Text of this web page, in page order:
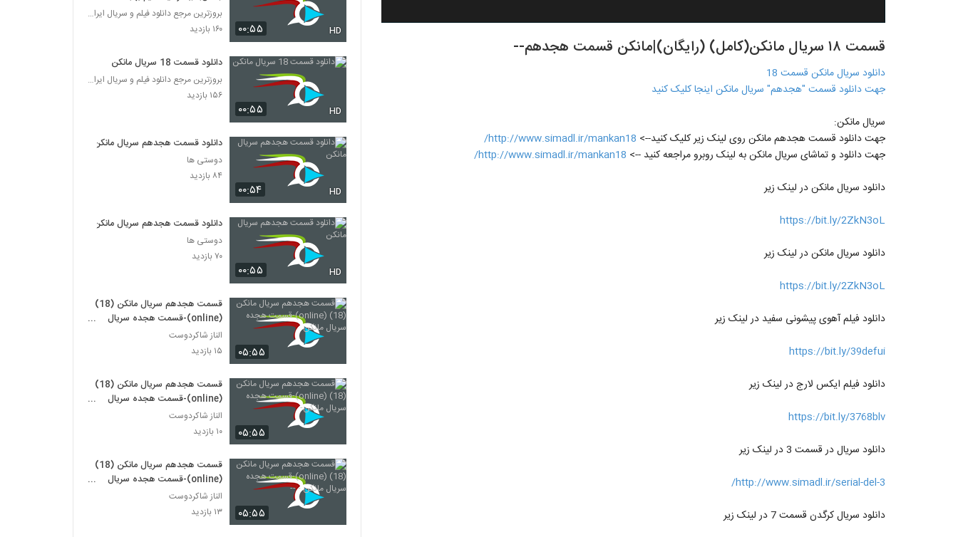
قسمت ۱۸ سریال مانکن(کامل) (رایگان)|مانکن قسمت هجدهم--
دانلود سریال مانکن قسمت 18
جهت دانلود قسمت "هجدهم" سریال مانکن اینجا کلیک کنید
سریال مانکن:
جهت دانلود قسمت هجدهم مانکن روی لینک زیر کلیک کنید--> http://www.simadl.ir/mankan18/
جهت دانلود و تماشای سریال مانکن به لینک روبرو مراجعه کنید --> http://www.simadl.ir/mankan18/
دانلود سریال مانکن در لینک زیر
https://bit.ly/2ZkN3oL
دانلود سریال مانکن در لینک زیر
https://bit.ly/2ZkN3oL
دانلود فیلم آهوی پیشونی سفید در لینک زیر
https://bit.ly/39defui
دانلود فیلم ایکس لارج در لینک زیر
https://bit.ly/3768blv
دانلود سریال در قسمت 3 در لینک زیر
http://www.simadl.ir/serial-del-3/
دانلود سریال کرگدن قسمت 7 در لینک زیر
۰۰:۵۵ HD
بروزترین مرجع دانلود فیلم و سریال ایرانی
۱۶۰ بازدید
۰۰:۵۵ HD
دانلود قسمت 18 سریال مانکن
بروزترین مرجع دانلود فیلم و سریال ایرانی
۱۵۶ بازدید
۰۰:۵۴ HD
دانلود قسمت هجدهم سریال مانکن
دوستی ها
۸۴ بازدید
۰۰:۵۵ HD
دانلود قسمت هجدهم سریال مانکن
دوستی ها
۷۰ بازدید
۰۵:۵۵
قسمت هجدهم سریال مانکن (18)
(online)-قسمت هجده سریال
مانکن
الناز شاکردوست
۱۵ بازدید
۰۵:۵۵
قسمت هجدهم سریال مانکن (18)
(online)-قسمت هجده سریال
مانکن-
الناز شاکردوست
۱۰ بازدید
۰۵:۵۵
قسمت هجدهم سریال مانکن (18)
(online)-قسمت هجده سریال
مانکن - --
الناز شاکردوست
۱۳ بازدید